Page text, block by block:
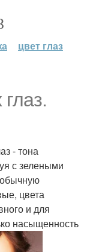
цвет глаз
- тона
с зелеными
цвета
и для
насыщенность